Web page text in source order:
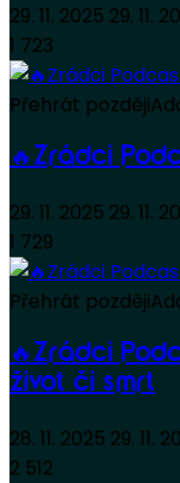
29. 11. 2025 29. 11.
1 723
Přehrát později
🔥Zrádci
29. 11. 2025 29. 11.
1 729
Přehrát později
🔥Zrádci
život či smrt
28. 11. 2025 29. 11.
2 512